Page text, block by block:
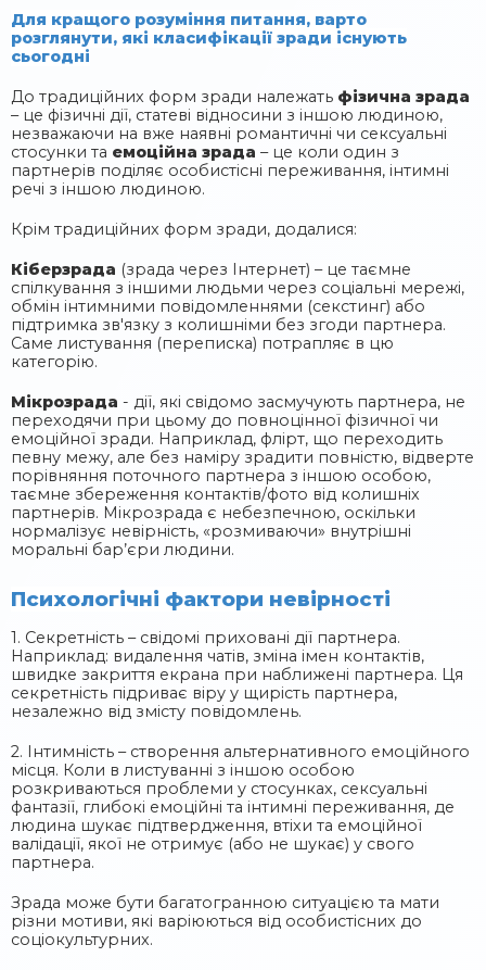
Для кращого розуміння питання, варто
розглянути, які класифікації зради існують
сьогодні
До традиційних форм зради належать фізична зрада
– це фізичні дії, статеві відносини з іншою людиною,
незважаючи на вже наявні романтичні чи сексуальні
стосунки та емоційна зрада – це коли один з
партнерів поділяє особистісні переживання, інтимні
речі з іншою людиною.
Крім традиційних форм зради, додалися:
Кіберзрада (зрада через Інтернет) – це таємне
спілкування з іншими людьми через соціальні мережі,
обмін інтимними повідомленнями (секстинг) або
підтримка зв'язку з колишніми без згоди партнера.
Саме листування (переписка) потрапляє в цю
категорію.
Мікрозрада - дії, які свідомо засмучують партнера, не
переходячи при цьому до повноцінної фізичної чи
емоційної зради. Наприклад, флірт, що переходить
певну межу, але без наміру зрадити повністю, відверте
порівняння поточного партнера з іншою особою,
таємне збереження контактів/фото від колишніх
партнерів. Мікрозрада є небезпечною, оскільки
нормалізує невірність, «розмиваючи» внутрішні
моральні бар’єри людини.
Психологічні фактори невірності
1. Секретність – свідомі приховані дії партнера.
Наприклад: видалення чатів, зміна імен контактів,
швидке закриття екрана при наближені партнера. Ця
секретність підриває віру у щирість партнера,
незалежно від змісту повідомлень.
2. Інтимність – створення альтернативного емоційного
місця. Коли в листуванні з іншою особою
розкриваються проблеми у стосунках, сексуальні
фантазії, глибокі емоційні та інтимні переживання, де
людина шукає підтвердження, втіхи та емоційної
валідації, якої не отримує (або не шукає) у свого
партнера.
Зрада може бути багатогранною ситуацією та мати
різни мотиви, які варіюються від особистісних до
соціокультурних.